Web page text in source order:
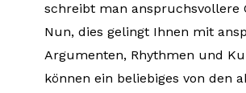
schreibt man anspruchsvollere
Nun, dies gelingt Ihnen mit
Argumenten, Rhythmen und
können ein beliebiges von den